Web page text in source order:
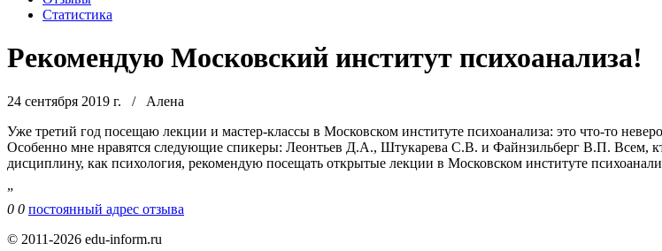
Статистика
Рекомендую Московский институт психоанализа!
24 сентября 2019 г. / Алена
Уже третий год посещаю лекции и мастер-классы в Московском институте психоанализа: это что-то
Особенно мне нравятся следующие спикеры: Леонтьев Д.А., Штукарева С.В. и Файнзильберг В.П. Всем,
дисциплину, как психология, рекомендую посещать открытые лекции в Московском институте
”
0 0 постоянный адрес отзыва
© 2011-2026 edu-inform.ru